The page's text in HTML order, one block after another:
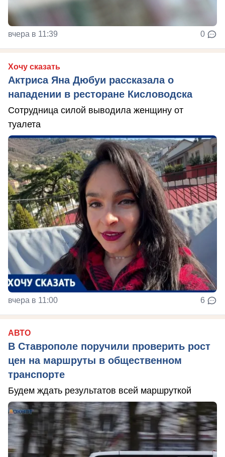
вчера в 11:39 0
Хочу сказать
Актриса Яна Дюбуи рассказала о
нападении в ресторане Кисловодска
Сотрудница силой выводила женщину от
туалета
вчера в 11:00 6
АВТО
В Ставрополе поручили проверить рост
цен на маршруты в общественном
транспорте
Будем ждать результатов всей маршруткой